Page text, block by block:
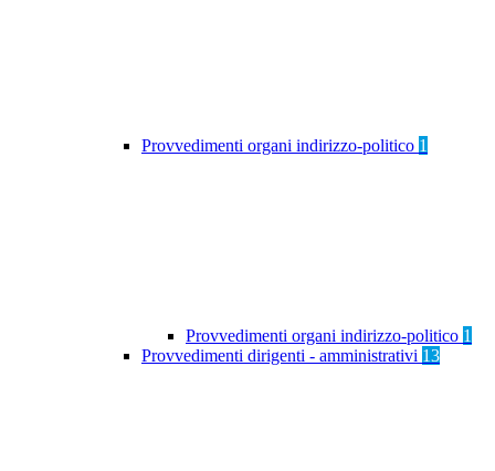
Provvedimenti organi indirizzo-politico 1
Provvedimenti organi indirizzo-politico 1
Provvedimenti dirigenti - amministrativi 13